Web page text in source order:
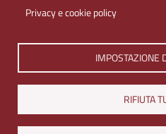
Privacy e cookie policy
IMPOSTAZIONE
RIFIUTA
Università di Napoli
Via Chiatamone 61/62 -
Tel. +390816909000 |
ateneo@pec.unior.it